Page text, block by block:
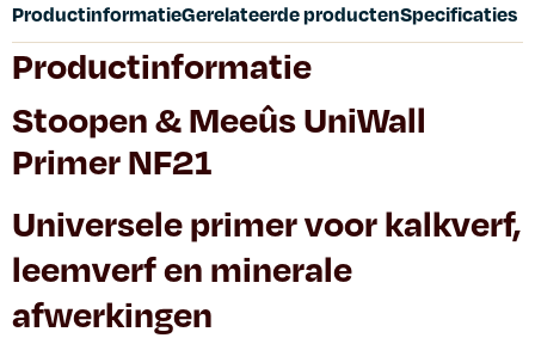
ProductinformatieGerelateerde productenSpecificaties
Productinformatie
Stoopen & Meeûs UniWall
Primer NF21
Universele primer voor kalkverf,
leemverf en minerale
afwerkingen